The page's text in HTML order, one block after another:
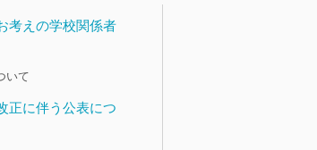
考えの学校関係者
いて
正に伴う公表につ